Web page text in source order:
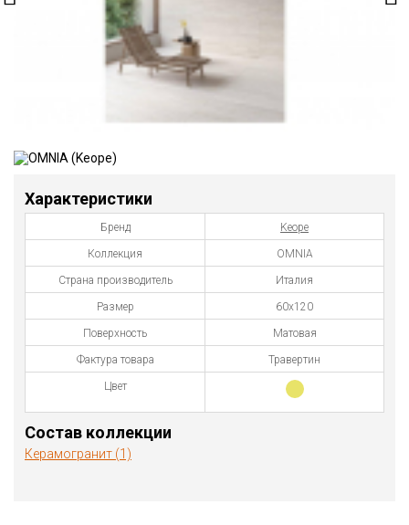
Характеристики
Бренд Keope
Коллекция OMNIA
Страна производитель Италия
Размер 60x120
Поверхность Матовая
Фактура товара Травертин
Цвет
Состав коллекции
Керамогранит (1)